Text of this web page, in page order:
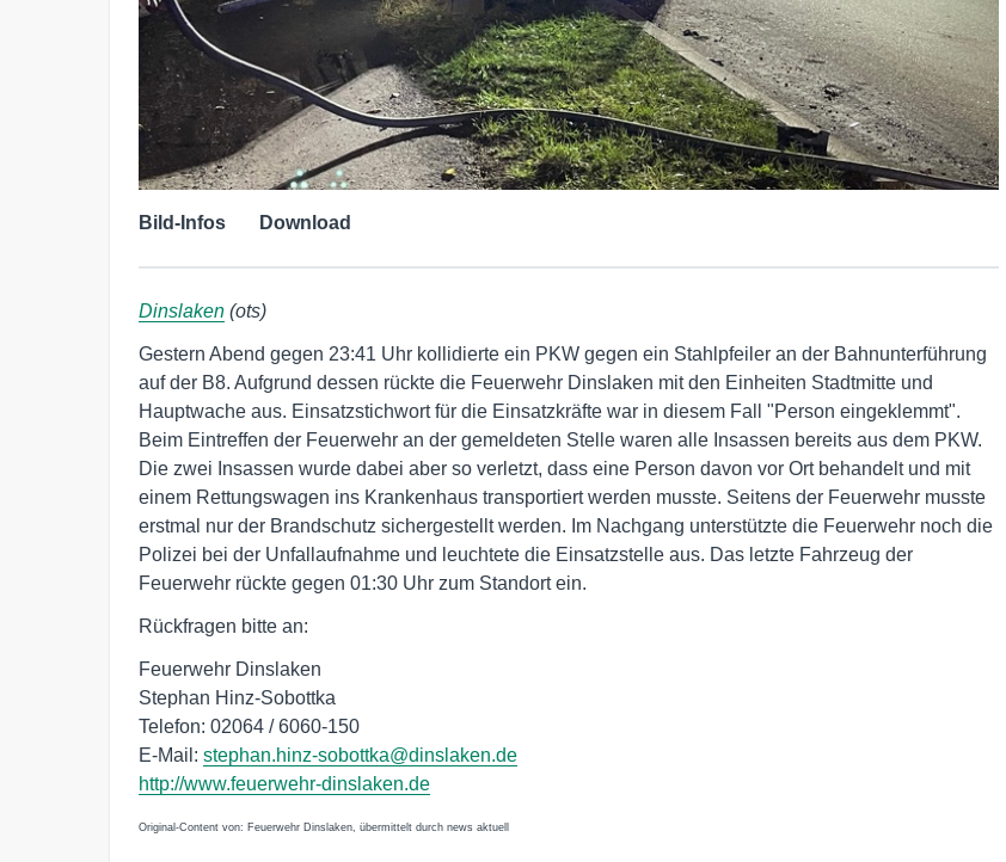
Bild-Infos Download
Dinslaken (ots)
Gestern Abend gegen 23:41 Uhr kollidierte ein PKW gegen ein Stahlpfeiler an der Bahnunterführung
auf der B8. Aufgrund dessen rückte die Feuerwehr Dinslaken mit den Einheiten Stadtmitte und
Hauptwache aus. Einsatzstichwort für die Einsatzkräfte war in diesem Fall "Person eingeklemmt".
Beim Eintreffen der Feuerwehr an der gemeldeten Stelle waren alle Insassen bereits aus dem PKW.
Die zwei Insassen wurde dabei aber so verletzt, dass eine Person davon vor Ort behandelt und mit
einem Rettungswagen ins Krankenhaus transportiert werden musste. Seitens der Feuerwehr musste
erstmal nur der Brandschutz sichergestellt werden. Im Nachgang unterstützte die Feuerwehr noch die
Polizei bei der Unfallaufnahme und leuchtete die Einsatzstelle aus. Das letzte Fahrzeug der
Feuerwehr rückte gegen 01:30 Uhr zum Standort ein.
Rückfragen bitte an:
Feuerwehr Dinslaken
Stephan Hinz-Sobottka
Telefon: 02064 / 6060-150
E-Mail: stephan.hinz-sobottka@dinslaken.de
http://www.feuerwehr-dinslaken.de
Original-Content von: Feuerwehr Dinslaken, übermittelt durch news aktuell